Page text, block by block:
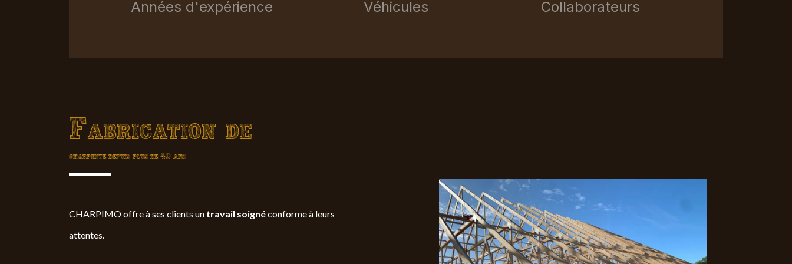
Années d'expérience Véhicules Collaborateurs
Fabrication de
charpente depuis plus de 40 ans
CHARPIMO offre à ses clients un travail soignéconforme à leurs
attentes.